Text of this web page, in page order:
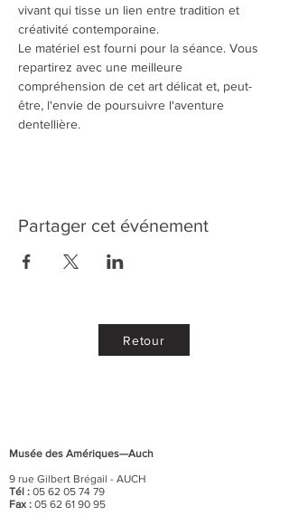
vivant qui tisse un lien entre tradition et
créativité contemporaine.
Le matériel est fourni pour la séance. Vous
repartirez avec une meilleure
compréhension de cet art délicat et, peut-
être, l'envie de poursuivre l'aventure
dentellière.
Partager cet événement
Retour
Musée des Amériques—Auch
9 rue Gilbert Brégail - AUCH
Tél : 05 62 05 74 79
Fax : 05 62 61 90 95